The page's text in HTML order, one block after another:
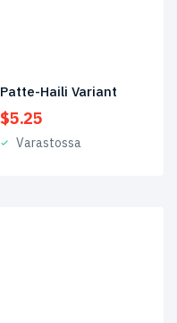
Patte-Haili Variant
$5.25
Varastossa